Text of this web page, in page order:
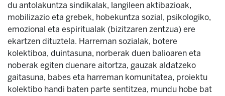
du antolakuntza sindikalak, langileen aktibazioak,
mobilizazio eta grebek, hobekuntza sozial, psikologiko,
emozional eta espiritualak (bizitzaren zentzua) ere
ekartzen dituztela. Harreman sozialak, botere
kolektiboa, duintasuna, norberak duen balioaren eta
noberak egiten duenare aitortza, gauzak aldatzeko
gaitasuna, babes eta harreman komunitatea, proiektu
kolektibo handi baten parte sentitzea, mundu hobe bat